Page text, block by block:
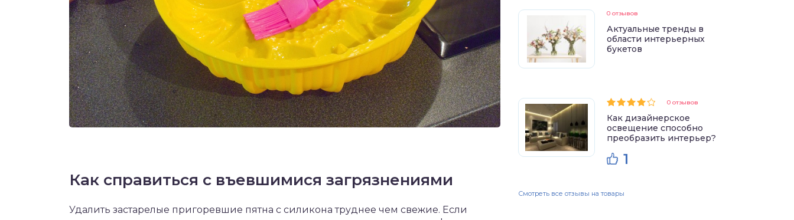
Как справиться с въевшимися загрязнениями
Удалить застарелые пригоревшие пятна с силикона труднее чем свежие. Если
0 отзывов
Актуальные тренды в
области интерьерных
букетов
0 отзывов
Как дизайнерское
освещение способно
преобразить интерьер?
1
Смотреть все отзывы на товары